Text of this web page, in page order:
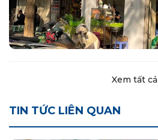
Xem tất cả
TIN TỨC LIÊN QUAN